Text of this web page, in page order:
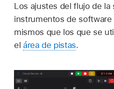
Los ajustes del flujo de la
instrumentos de
mismos que los que se
el área de pistas.